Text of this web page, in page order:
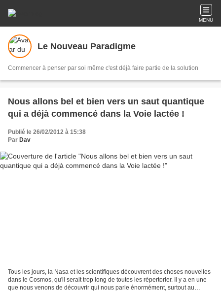
MENU
Le Nouveau Paradigme
Commencer à penser par soi même c'est déjà faire partie de la solution
Nous allons bel et bien vers un saut quantique
qui a déjà commencé dans la Voie lactée !
Publié le 26/02/2012 à 15:38
Par Dav
Tous les jours, la Nasa et les scientifiques découvrent des choses nouvelles
dans le Cosmos, qu'il serait trop long de toutes les répertorier. Il y a en une
que nous venons de découvrir qui nous parle énormément, surtout au